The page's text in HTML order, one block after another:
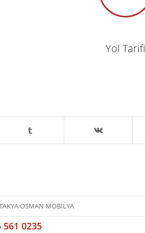
Yol Tarifi
OSMAN MOBİLYA
561 0235